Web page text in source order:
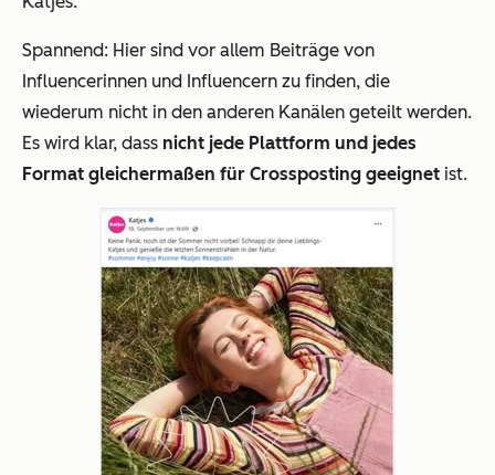
Spannend: Hier sind vor allem Beiträge von
Influencerinnen und Influencern zu finden, die
wiederum nicht in den anderen Kanälen geteilt werden.
Es wird klar, dass nicht jede Plattform und jedes
Format gleichermaßen für Crossposting geeignet ist.